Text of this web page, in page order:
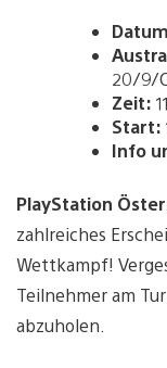
20/9/
Zeit:
Start:
Info
PlayStation
zahlreiches
Wettkampf!
Teilnehmer am
abzuholen.